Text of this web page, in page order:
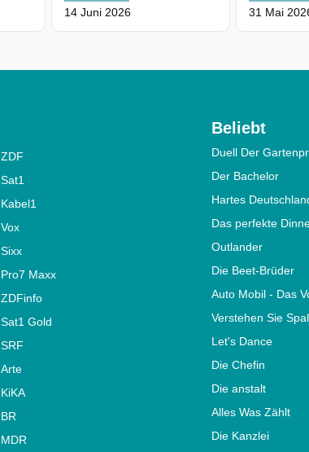
14 Juni 2026 31 Mai
ZDF
Sat1
Kabel1
Vox
Sixx
Pro7 Maxx
ZDFinfo
Sat1 Gold
SRF
Arte
KiKA
BR
MDR
Beliebt
Duell Der
Der Bachelor
Das perfekte
Outlander
Die Beet-Brüder
Auto Mobil - Das
Verstehen Sie
Let's Dance
Die Chefin
Die anstalt
Alles Was Zählt
Die Kanzlei